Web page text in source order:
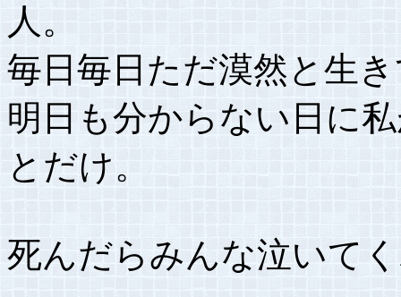
人。
毎日毎日ただ漠然と生
明日も分からない日に
とだけ。
死んだらみんな泣いて